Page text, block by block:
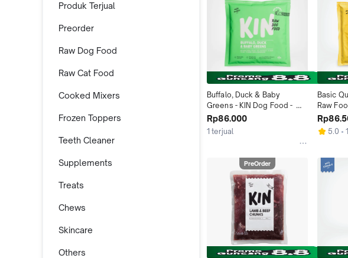
Produk Terjual
Preorder
Raw Dog Food
Raw Cat Food
Cooked Mixers
Frozen Toppers
Teeth Cleaner
Supplements
Treats
Chews
Skincare
Others
Buffalo, Duck & Baby
Greens - KIN Dog Food -
Raw Food Makanan Anjing
Kucing Sehat  Raw Food
Wet Food Dry Makanan
Rp86.000
1 terjual
Basic
Raw
Anjing
5.0
PreOrder